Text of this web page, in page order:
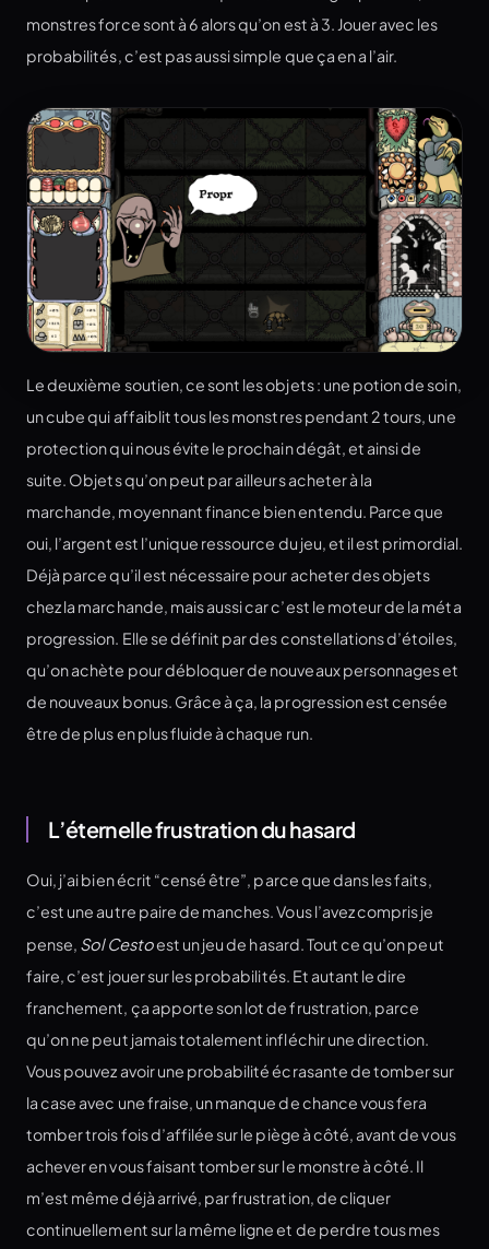
monstres force sont à 6 alors qu’on est à 3. Jouer avec les
probabilités, c’est pas aussi simple que ça en a l’air.
Le deuxième soutien, ce sont les objets : une potion de soin,
un cube qui affaiblit tous les monstres pendant 2 tours, une
protection qui nous évite le prochain dégât, et ainsi de
suite. Objets qu’on peut par ailleurs acheter à la
marchande, moyennant finance bien entendu. Parce que
oui, l’argent est l’unique ressource du jeu, et il est primordial.
Déjà parce qu’il est nécessaire pour acheter des objets
chez la marchande, mais aussi car c’est le moteur de la méta
progression. Elle se définit par des constellations d’étoiles,
qu’on achète pour débloquer de nouveaux personnages et
de nouveaux bonus. Grâce à ça, la progression est censée
être de plus en plus fluide à chaque run.
L’éternelle frustration du hasard
Oui, j’ai bien écrit “censé être”, parce que dans les faits,
c’est une autre paire de manches. Vous l’avez compris je
pense, Sol Cestoest un jeu de hasard. Tout ce qu’on peut
faire, c’est jouer sur les probabilités. Et autant le dire
franchement, ça apporte son lot de frustration, parce
qu’on ne peut jamais totalement infléchir une direction.
Vous pouvez avoir une probabilité écrasante de tomber sur
la case avec une fraise, un manque de chance vous fera
tomber trois fois d’affilée sur le piège à côté, avant de vous
achever en vous faisant tomber sur le monstre à côté. Il
m’est même déjà arrivé, par frustration, de cliquer
continuellement sur la même ligne et de perdre tous mes